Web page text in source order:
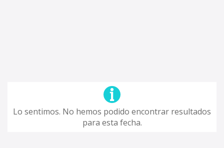
Lo sentimos. No hemos podido encontrar resultados
para esta fecha.